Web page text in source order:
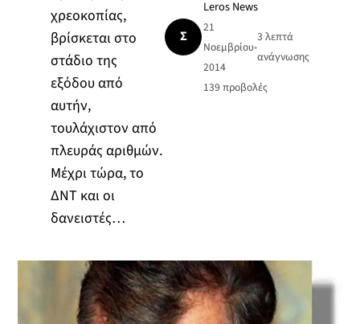
χρεοκοπίας,
βρίσκεται στο
στάδιο της
εξόδου από
αυτήν,
τουλάχιστον από
πλευράς αριθμών.
Μέχρι τώρα, το
ΔΝΤ και οι
δανειστές…
Σ
Leros News
21
Νοεμβρίου
2014
•
3 λεπτά
ανάγνωσης
139 προβολές